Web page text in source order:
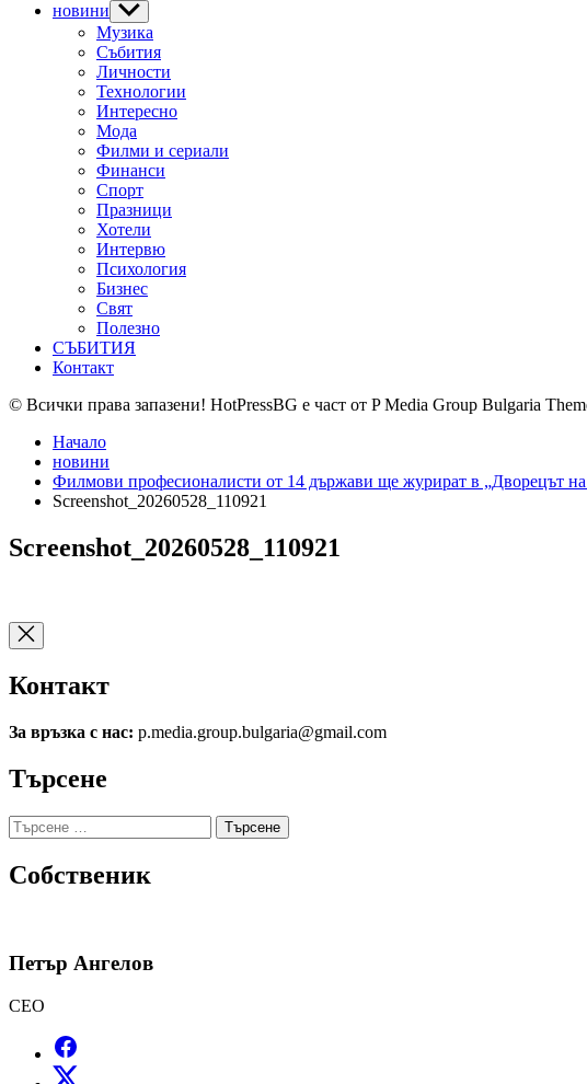
новини Show
sub
menu
Музика
Събития
Личности
Технологии
Интересно
Мода
Филми и сериали
Финанси
Спорт
Празници
Хотели
Интервю
Психология
Бизнес
Свят
Полезно
СЪБИТИЯ
Контакт
© Всички права запазени! HotPressBG е част от P Media Group Bulgaria
Начало
новини
Филмови професионалисти от 14 държави ще журират в „Дворецът на
Screenshot_20260528_110921
Screenshot_20260528_110921
Контакт
За връзка с нас: p.media.group.bulgaria@gmail.com
Търсене
Търсене
за:
Собственик
Петър Ангелов
CEO